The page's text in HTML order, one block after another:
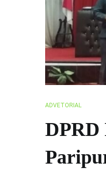
ADVETORIAL
DPRD